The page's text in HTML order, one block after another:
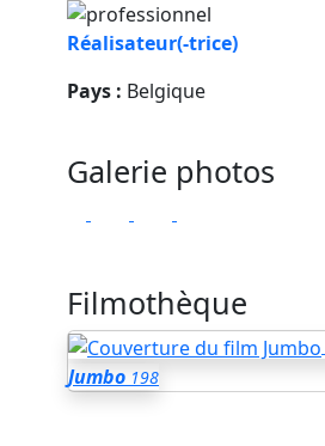
Réalisateur(-trice)
Pays : Belgique
Galerie photos
Filmothèque
Jumbo 198